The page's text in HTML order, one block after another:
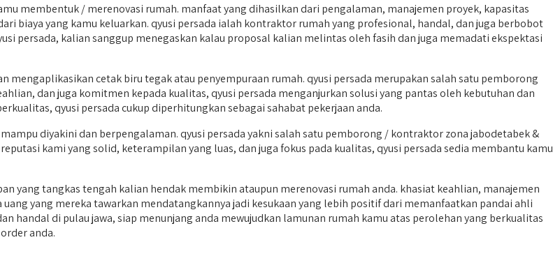
membentuk / merenovasi rumah. manfaat yang dihasilkan dari pengalaman, manajemen proyek, kapasitas
biaya yang kamu keluarkan. qyusi persada ialah kontraktor rumah yang profesional, handal, dan juga berbobot
persada, kalian sanggup menegaskan kalau proposal kalian melintas oleh fasih dan juga memadati ekspektasi
cetak biru tegak atau penyempuraan rumah. qyusi persada merupakan salah satu pemborong
dan juga komitmen kepada kualitas, qyusi persada menganjurkan solusi yang pantas oleh kebutuhan dan
qyusi persada cukup diperhitungkan sebagai sahabat pekerjaan anda.
diyakini dan berpengalaman. qyusi persada yakni salah satu pemborong / kontraktor zona jabodetabek &
kami yang solid, keterampilan yang luas, dan juga fokus pada kualitas, qyusi persada sedia membantu kamu
yang tangkas tengah kalian hendak membikin ataupun merenovasi rumah anda. khasiat keahlian, manajemen
yang mereka tawarkan mendatangkannya jadi kesukaan yang lebih positif dari memanfaatkan pandai ahli
handal di pulau jawa, siap menunjang anda mewujudkan lamunan rumah kamu atas perolehan yang berkualitas
anda.